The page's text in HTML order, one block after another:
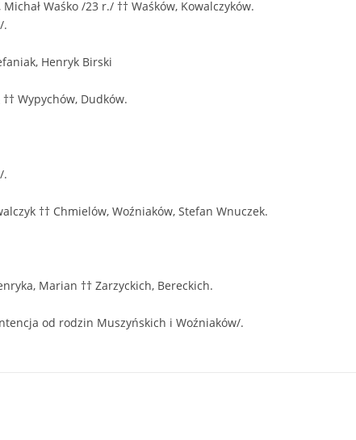
Waśko /23 r./ †† Waśków, Kowalczyków.
.
Henryk Birski
Wypychów, Dudków.
.
†† Chmielów, Woźniaków, Stefan Wnuczek.
Marian †† Zarzyckich, Bereckich.
od rodzin Muszyńskich i Woźniaków/.